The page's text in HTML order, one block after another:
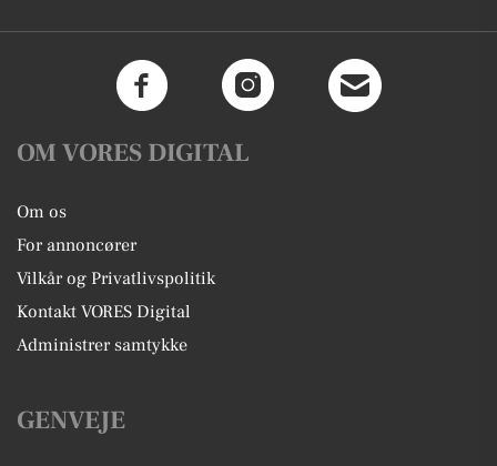
OM VORES DIGITAL
Om os
For annoncører
Vilkår og Privatlivspolitik
Kontakt VORES Digital
Administrer samtykke
GENVEJE